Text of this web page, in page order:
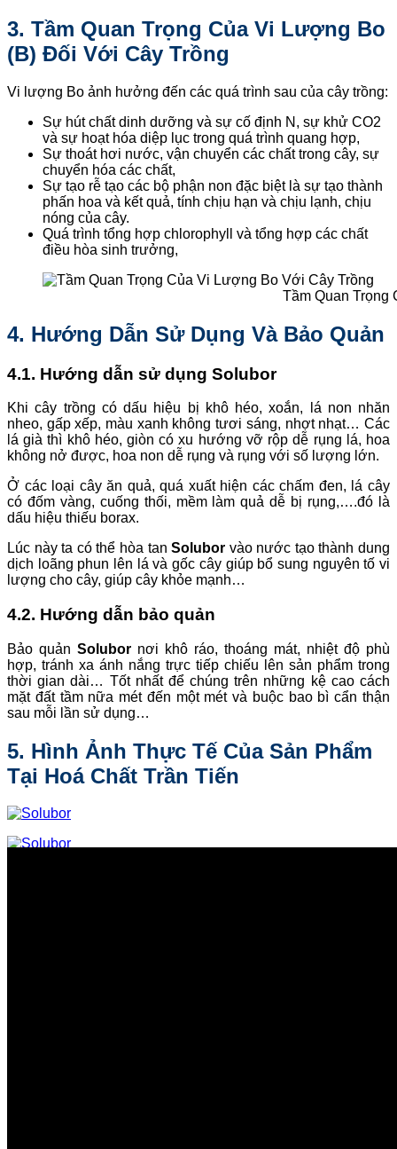
3. Tầm Quan Trọng Của Vi Lượng Bo
(B) Đối Với Cây Trồng
Vi lượng Bo ảnh hưởng đến các quá trình sau của cây trồng:
Sự hút chất dinh dưỡng và sự cố định N, sự khử CO2
và sự hoạt hóa diệp lục trong quá trình quang hợp,
Sự thoát hơi nước, vận chuyển các chất trong cây, sự
chuyển hóa các chất,
Sự tạo rễ tạo các bộ phận non đặc biệt là sự tạo thành
phấn hoa và kết quả, tính chịu hạn và chịu lạnh, chịu
nóng của cây.
Quá trình tổng hợp chlorophyll và tổng hợp các chất
điều hòa sinh trưởng,
Tầm Quan Trọng
4. Hướng Dẫn Sử Dụng Và Bảo Quản
4.1. Hướng dẫn sử dụng Solubor
Khi cây trồng có dấu hiệu bị khô héo, xoắn, lá non nhăn
nheo, gấp xếp, màu xanh không tươi sáng, nhợt nhạt… Các
lá già thì khô héo, giòn có xu hướng vỡ rộp dễ rụng lá, hoa
không nở được, hoa non dễ rụng và rụng với số lượng lớn.
Ở các loại cây ăn quả, quá xuất hiện các chấm đen, lá cây
có đốm vàng, cuống thối, mềm làm quả dễ bị rụng,….đó là
dấu hiệu thiếu borax.
Lúc này ta có thể hòa tanSolubor vào nước tạo thành dung
dịch loãng phun lên lá và gốc cây giúp bổ sung nguyên tố vi
lượng cho cây, giúp cây khỏe mạnh…
4.2. Hướng dẫn bảo quản
Bảo quản Solubor nơi khô ráo, thoáng mát, nhiệt độ phù
hợp, tránh xa ánh nắng trực tiếp chiếu lên sản phẩm trong
thời gian dài… Tốt nhất để chúng trên những kệ cao cách
mặt đất tầm nữa mét đến một mét và buộc bao bì cẩn thận
sau mỗi lần sử dụng…
5. Hình Ảnh Thực Tế Của Sản Phẩm
Tại Hoá Chất Trần Tiến